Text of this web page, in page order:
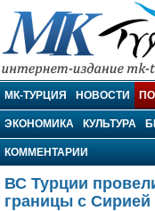
МК-Турция
МК-ТУРЦИЯ НОВОСТИ
ЭКОНОМИКА КУЛЬТУРА
КОММЕНТАРИИ
ВС Турции
границы с Сирией